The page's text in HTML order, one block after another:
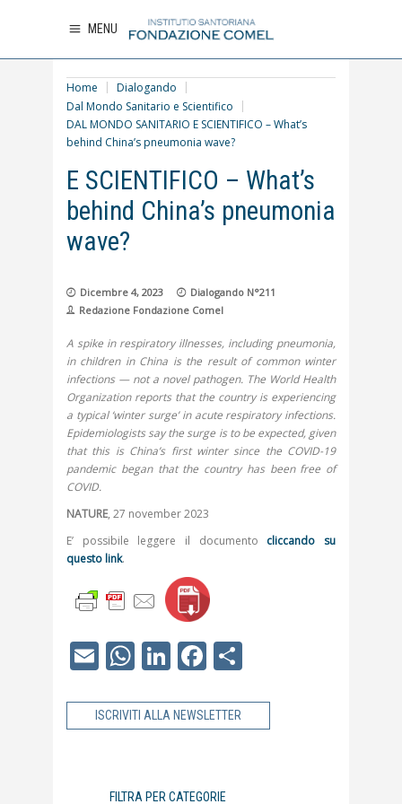
MENU
Home
Dialogando
Dal Mondo Sanitario e Scientifico
DAL MONDO SANITARIO E SCIENTIFICO – What’s
behind China’s pneumonia wave?
DAL MONDO SANITARIO
E SCIENTIFICO – What’s
behind China’s pneumonia
wave?
Dicembre 4, 2023
Dialogando N°211
Redazione Fondazione Comel
A spike in respiratory illnesses, including pneumonia,
in children in China is the result of common winter
infections — not a novel pathogen. The World Health
Organization reports that the country is experiencing
a typical ‘winter surge’ in acute respiratory infections.
Epidemiologists say the surge is to be expected, given
that this is China’s first winter since the COVID-19
pandemic began that the country has been free of
COVID.
NATURE, 27 november 2023
E’ possibile leggere il documento
cliccando su
questo link.
EmailWhatsApp
LinkedIn
Facebook
ISCRIVITI ALLA NEWSLETTER
FILTRA PER CATEGORIE